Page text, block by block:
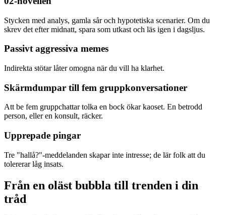
Stycken med analys, gamla sår och hypotetiska scenarier. Om du
skrev det efter midnatt, spara som utkast och läs igen i dagsljus.
Passivt aggressiva memes
Indirekta stötar låter omogna när du vill ha klarhet.
Skärmdumpar till fem gruppkonversationer
Att be fem gruppchattar tolka en bock ökar kaoset. En betrodd
person, eller en konsult, räcker.
Upprepade pingar
Tre "hallå?"-meddelanden skapar inte intresse; de lär folk att du
tolererar låg insats.
Från en oläst bubbla till trenden i din
tråd